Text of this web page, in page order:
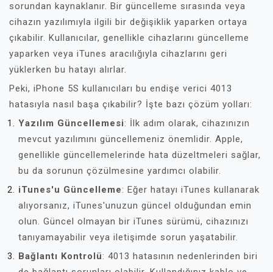
sorundan kaynaklanır. Bir güncelleme sırasında veya
cihazın yazılımıyla ilgili bir değişiklik yaparken ortaya
çıkabilir. Kullanıcılar, genellikle cihazlarını güncelleme
yaparken veya iTunes aracılığıyla cihazlarını geri
yüklerken bu hatayı alırlar.
Peki, iPhone 5S kullanıcıları bu endişe verici 4013
hatasıyla nasıl başa çıkabilir? İşte bazı çözüm yolları:
Yazılım Güncellemesi: İlk adım olarak, cihazınızın
mevcut yazılımını güncellemeniz önemlidir. Apple,
genellikle güncellemelerinde hata düzeltmeleri sağlar,
bu da sorunun çözülmesine yardımcı olabilir.
iTunes'u Güncelleme: Eğer hatayı iTunes kullanarak
alıyorsanız, iTunes'unuzun güncel olduğundan emin
olun. Güncel olmayan bir iTunes sürümü, cihazınızı
tanıyamayabilir veya iletişimde sorun yaşatabilir.
Bağlantı Kontrolü: 4013 hatasının nedenlerinden biri